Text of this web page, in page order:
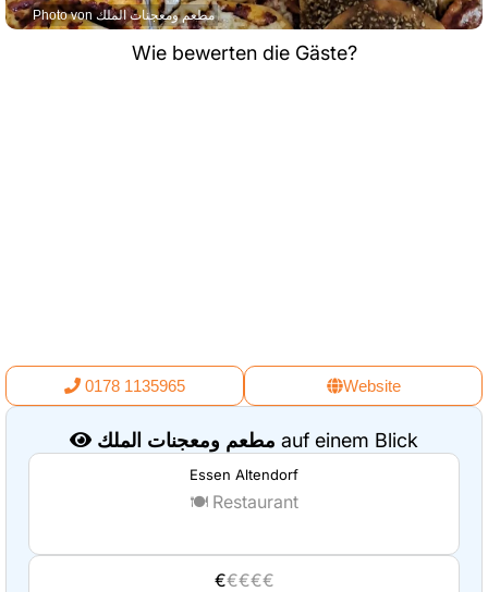
Photo von مطعم ومعجنات الملك
Wie bewerten die Gäste?
0178 1135965 Website
مطعم ومعجنات الملك auf einem Blick
Essen Altendorf
🍽️ Restaurant
€€€€€